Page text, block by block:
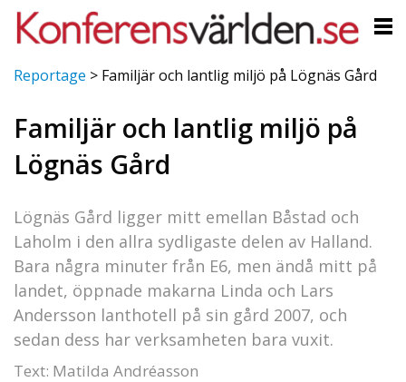
Reportage > Familjär och lantlig miljö på Lögnäs Gård
Familjär och lantlig miljö på
Lögnäs Gård
Lögnäs Gård ligger mitt emellan Båstad och
Laholm i den allra sydligaste delen av Halland.
Bara några minuter från E6, men ändå mitt på
landet, öppnade makarna Linda och Lars
Andersson lanthotell på sin gård 2007, och
sedan dess har verksamheten bara vuxit.
Text: Matilda Andréasson